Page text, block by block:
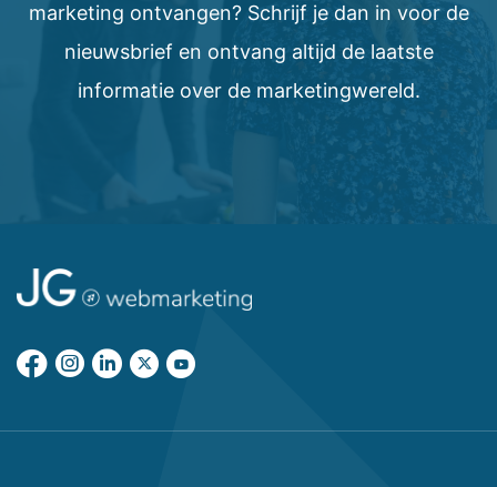
marketing ontvangen? Schrijf je dan in voor de
nieuwsbrief en ontvang altijd de laatste
informatie over de marketingwereld.